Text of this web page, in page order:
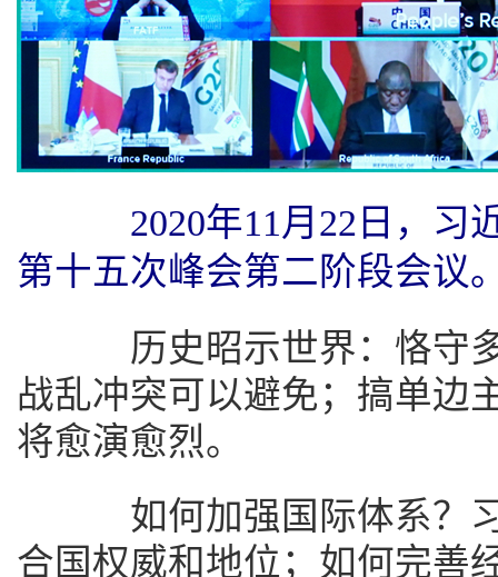
2020年11月22日，习
第十五次峰会第二阶段会议
历史昭示世界：恪守多
战乱冲突可以避免；搞单边
将愈演愈烈。
如何加强国际体系？习
合国权威和地位；如何完善